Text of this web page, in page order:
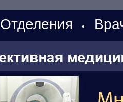
Отделения •